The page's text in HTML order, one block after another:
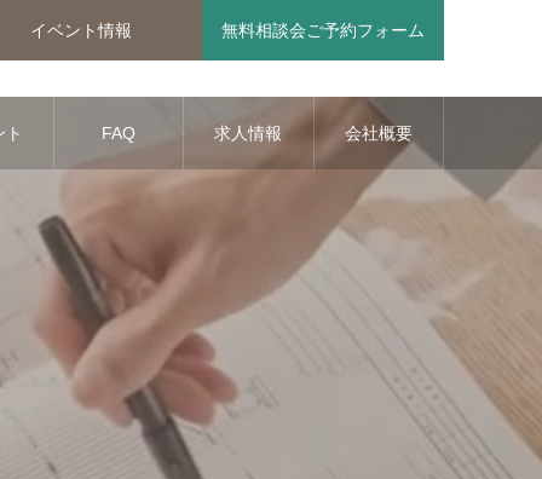
イベント情報 無料相談会ご予約フォーム
ト FAQ 求人情報 会社概要